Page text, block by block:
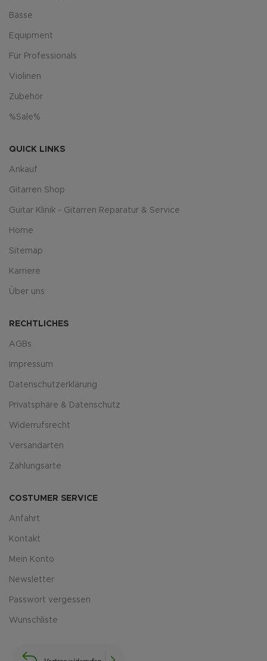
Bässe
Equipment
Für Professionals
Violinen
Zubehör
%Sale%
QUICK LINKS
Ankauf
Gitarren Shop
Guitar Klinik - Gitarren Reparatur & Service
Home
Sitemap
Karriere
Über uns
RECHTLICHES
AGBs
Impressum
Datenschutzerklärung
Privatsphäre & Datenschutz
Widerrufsrecht
Versandarten
Zahlungsarte
COSTUMER SERVICE
Anfahrt
Kontakt
Mein Konto
Newsletter
Passwort vergessen
Wunschliste